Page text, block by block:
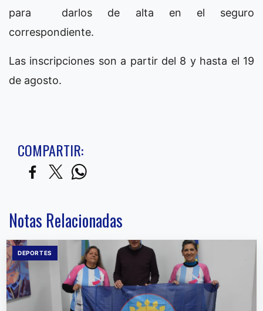
para darlos de alta en el seguro
correspondiente.
Las inscripciones son a partir del 8 y hasta el 19
de agosto.
COMPARTIR:
Notas Relacionadas
DEPORTES